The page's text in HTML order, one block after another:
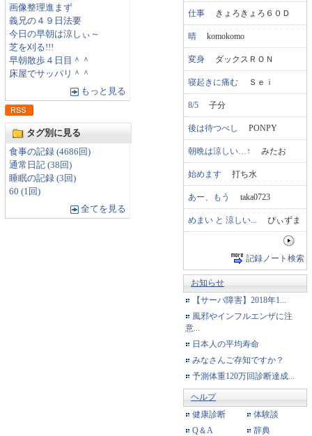
画像整理進まず
義兄の４９日法要
今日の早朝は涼しぃ～
芝を刈る!!!
早朝散歩４日目＾＾
床屋でサッパリ＾＾
もっと見る
タグ別に見る
食事の記録 (4686回)
通常日記 (38回)
睡眠の記録 (3回)
60 (1回)
全てを見る
仕事 きょろきょろ６０Ｄ
晴 komokomo
変身 ダックスＲＯＮ
寝起きに痛む Ｓｅｉ
8/5 子分
後は待つべし PONPY
朝晩は涼しい…↑ みたお
始めます 打ち水
あー、もう taka0723
めまい と 涼しい... ぴぃずま
記録ノート検索
お知らせ
【サーバ障害】2018年1...
風邪やインフルエンザに注
意...
日本人の平均寿命
みなさんご存知ですか？
予測体重120万回診断達成...
ヘルプ
健康診断
体験談
Q＆A
辞典